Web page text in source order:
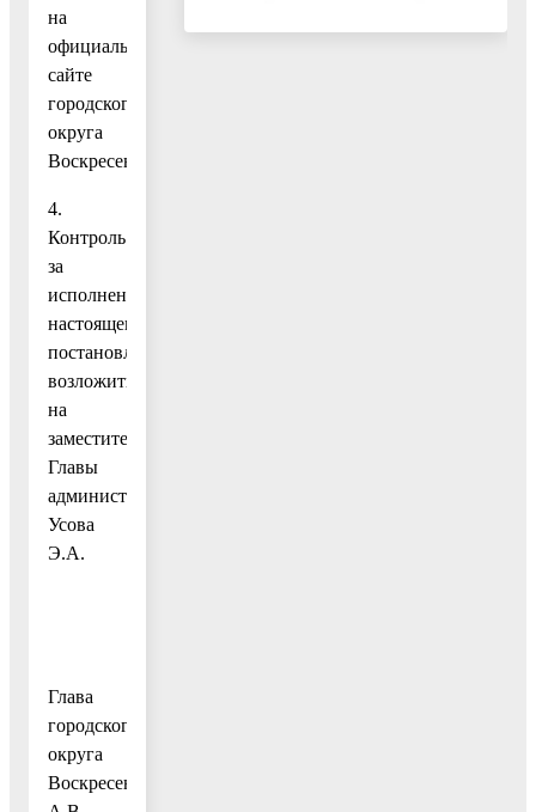
на
официальном
сайте
городского
округа
Воскресенск.
4.
Контроль
за
исполнением
настоящего
постановления
возложить
на
заместителя
Главы
администрации
Усова
Э.А.
Глава
городского
округа
Воскресенск